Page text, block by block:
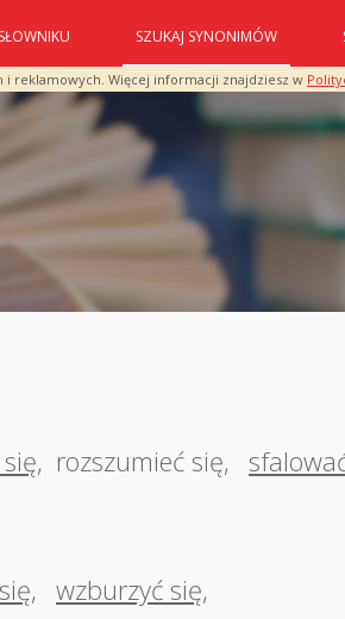
reklamowych. Więcej informacji znajdziesz w
SZUKAJ SYNONIMÓW
, rozszumieć się,
, wzburzyć się,